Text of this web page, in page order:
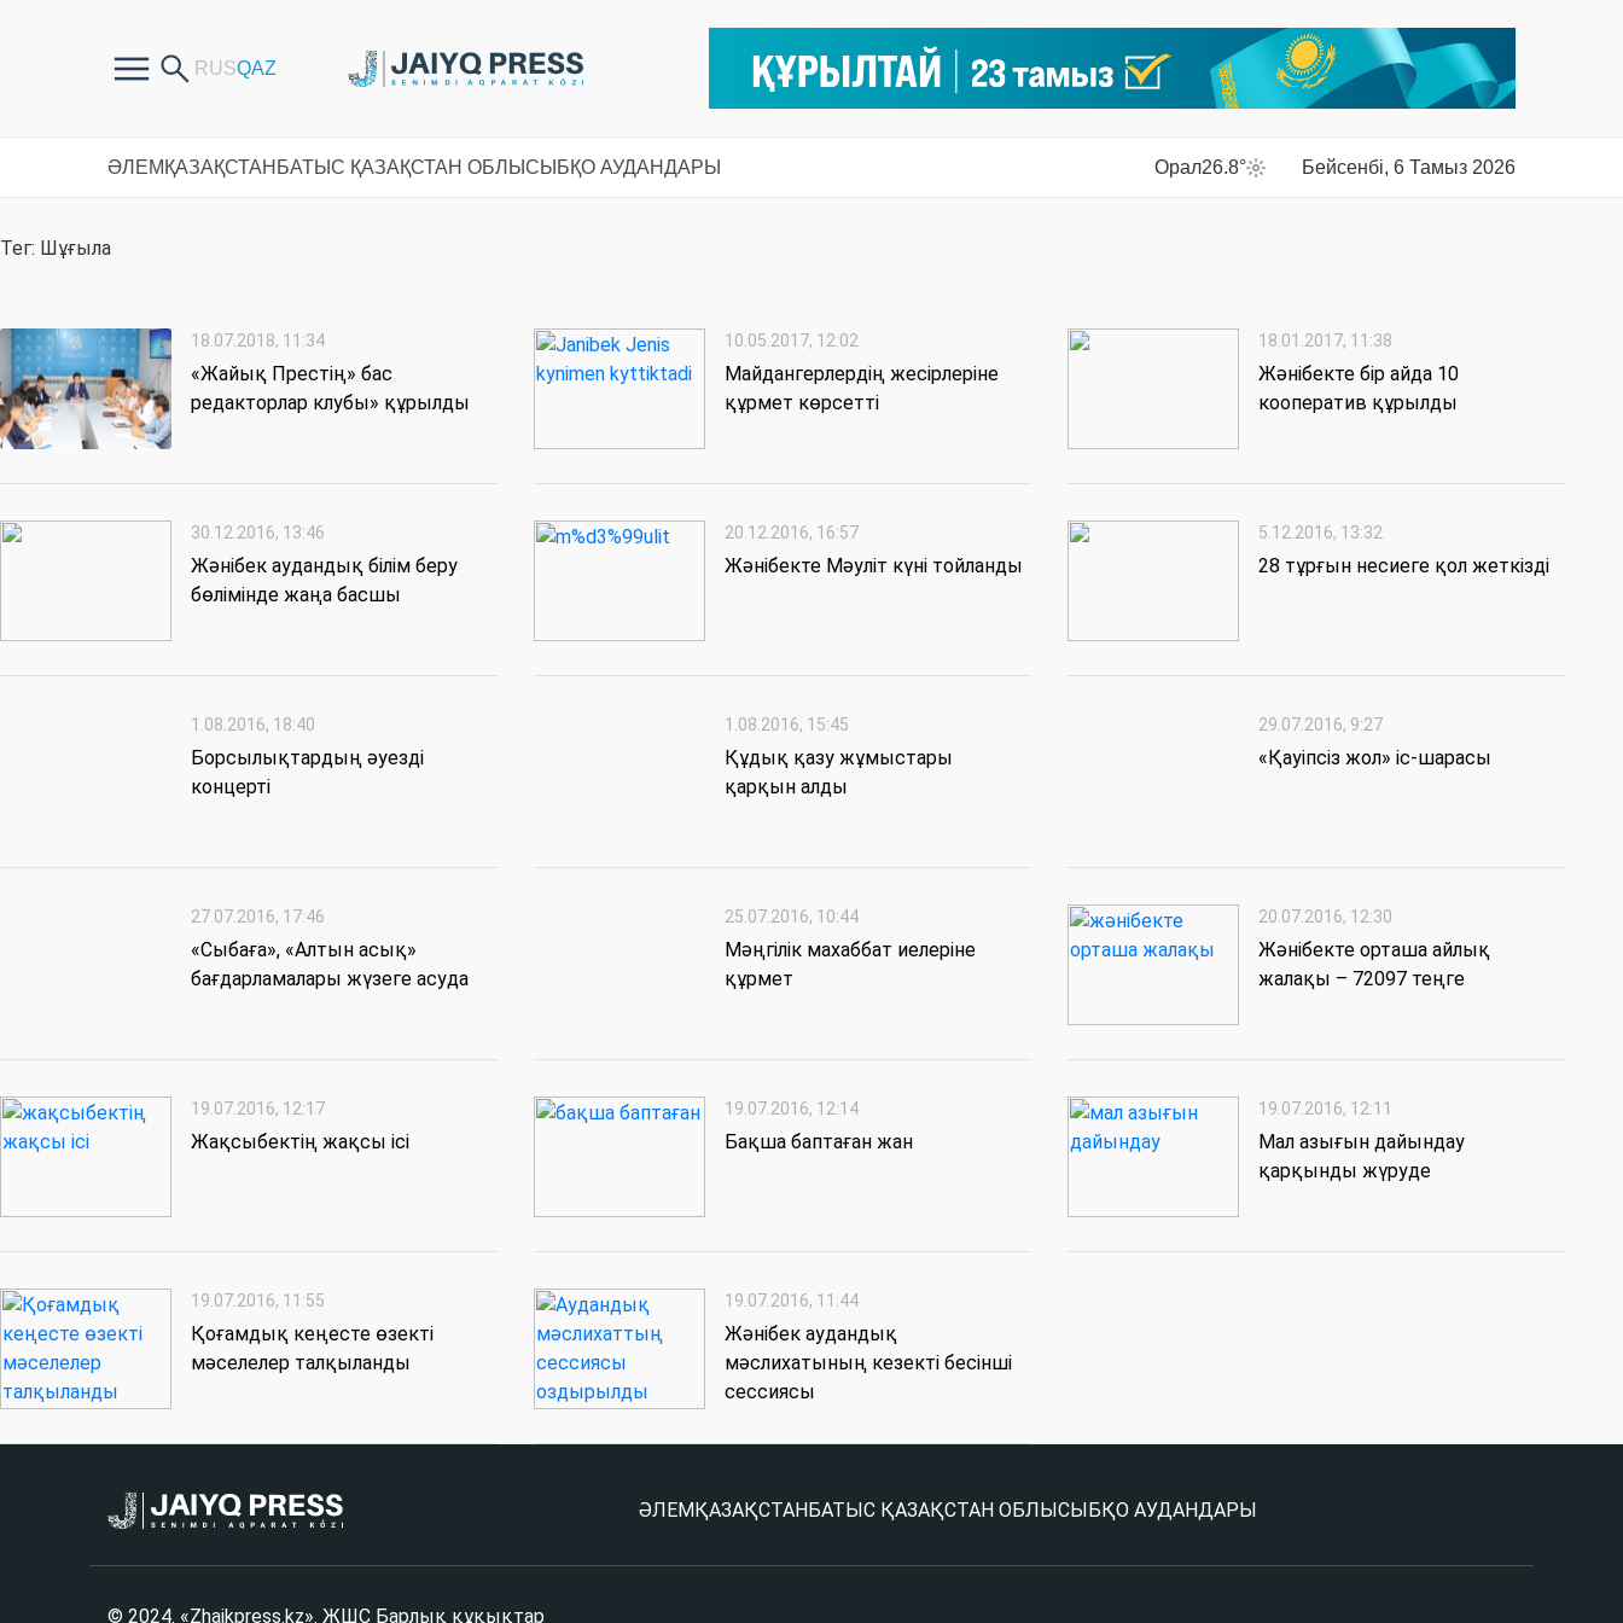
ӘЛЕМ ҚАЗАҚСТАН БАТЫС ҚАЗАҚСТАН ОБЛЫСЫ БҚО АУДАНДАРЫ Орал26.8° Бейсенбі, 6 Тамыз 2026
Тег: Шұғыла
18.07.2018, 11:34
«Жайық Престің» бас
редакторлар клубы» құрылды
10.05.2017, 12:02
Майдангерлердің жесірлеріне
құрмет көрсетті
18.01.2017, 11:38
Жәнібекте бір айда 10
кооператив құрылды
30.12.2016, 13:46
Жәнібек аудандық білім беру
бөлімінде жаңа басшы
20.12.2016, 16:57
Жәнібекте Мәуліт күні тойланды
5.12.2016, 13:32
28 тұрғын несиеге қол жеткізді
1.08.2016, 18:40
Борсылықтардың әуезді
концерті
1.08.2016, 15:45
Құдық қазу жұмыстары
қарқын алды
29.07.2016, 9:27
«Қауіпсіз жол» іс-шарасы
27.07.2016, 17:46
«Сыбаға», «Алтын асық»
бағдарламалары жүзеге асуда
25.07.2016, 10:44
Мәңгілік махаббат иелеріне
құрмет
20.07.2016, 12:30
Жәнібекте орташа айлық
жалақы – 72097 теңге
19.07.2016, 12:17
Жақсыбектің жақсы ісі
19.07.2016, 12:14
Бақша баптаған жан
19.07.2016, 12:11
Мал азығын дайындау
қарқынды жүруде
19.07.2016, 11:55
Қоғамдық кеңесте өзекті
мәселелер талқыланды
19.07.2016, 11:44
Жәнібек аудандық
мәслихатының кезекті бесінші
сессиясы
ӘЛЕМ ҚАЗАҚСТАН БАТЫС ҚАЗАҚСТАН ОБЛЫСЫ БҚО АУДАНДАРЫ
© 2024. «Zhaikpress.kz». ЖШС Барлық құқықтар